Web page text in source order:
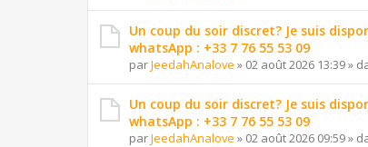
Un coup du soir discret? Je suis
whatsApp : +33 7 76 55 53 09
parJeedahAnalove » 02 août 2026 13:39»
Un coup du soir discret? Je suis
whatsApp : +33 7 76 55 53 09
parJeedahAnalove » 02 août 2026 09:59»